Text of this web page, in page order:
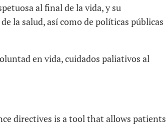
al final de la vida, y su
la salud, así como de políticas públicas
en vida, cuidados paliativos al
directives is a tool that allows patients